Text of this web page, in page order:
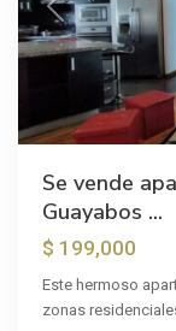
Previous
Se vende
Guayabos ...
$ 199,000
Este hermoso
zonas